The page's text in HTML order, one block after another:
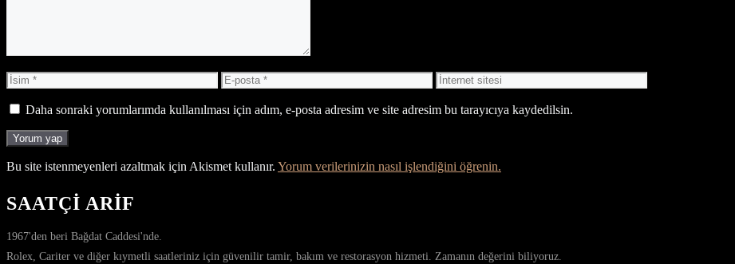
İsim
E-
posta
İnternet
sitesi
Daha sonraki yorumlarımda kullanılması için adım, e-posta adresim ve site adresim bu tarayıcıya kaydedilsin.
Bu site istenmeyenleri azaltmak için Akismet kullanır. Yorum verilerinizin nasıl işlendiğini öğrenin.
SAATÇİ ARİF
1967'den beri Bağdat Caddesi'nde.
Rolex, Cariter ve diğer kıymetli saatleriniz için güvenilir tamir, bakım ve restorasyon hizmeti. Zamanın değerini biliyoruz.